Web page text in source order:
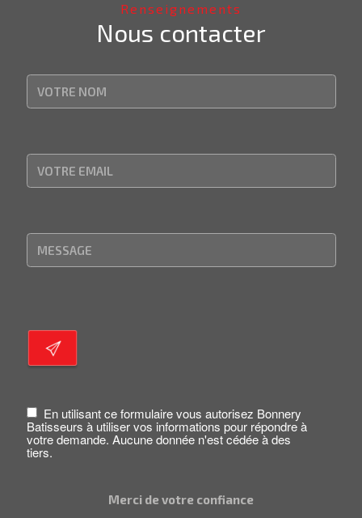
Renseignements
Nous contacter
En utilisant ce formulaire vous autorisez Bonnery
Batisseurs à utiliser vos informations pour répondre à
votre demande. Aucune donnée n'est cédée à des
tiers.
Merci de votre confiance